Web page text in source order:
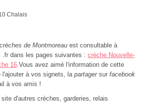
Chalais
de Montmoreau est consultable à
.fr dans les pages suivantes : crèche Nouvelle-
16.Vous avez aimé l'information de cette
l'ajouter à vos signets, la partagersur facebook
à vos amis !
d'autres crèches, garderies, relais